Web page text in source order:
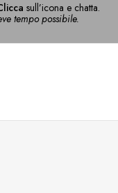
sull’icona e chatta.
tempo possibile.